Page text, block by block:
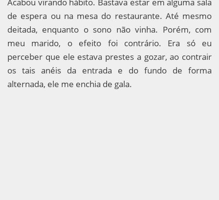
de espera ou na mesa do restaurante. Até mesmo
deitada, enquanto o sono não vinha. Porém, com
meu marido, o efeito foi contrário. Era só eu
perceber que ele estava prestes a gozar, ao contrair
os tais anéis da entrada e do fundo de forma
alternada, ele me enchia de gala.